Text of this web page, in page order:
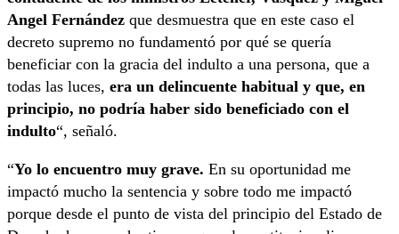
Angel Fernández que desmuestra que en este caso el
decreto supremo no fundamentó por qué se quería
beneficiar con la gracia del indulto a una persona, que a
todas las luces, era un delincuente habitual y que, en
principio, no podría haber sido beneficiado con el
indulto“, señaló.
“Yo lo encuentro muy grave. En su oportunidad me
impactó mucho la sentencia y sobre todo me impactó
porque desde el punto de vista del principio del Estado de